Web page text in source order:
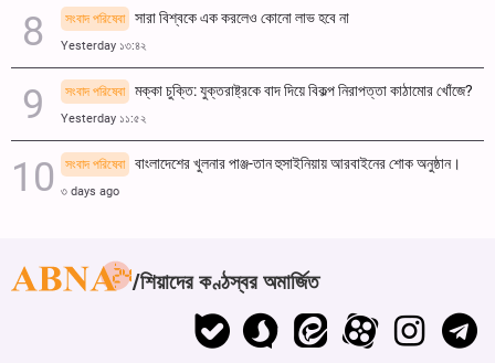
সংবাদ পরিষেবা সারা বিশ্বকে এক করলেও কোনো লাভ হবে না
Yesterday ১৩:৪২
সংবাদ পরিষেবা মক্কা চুক্তি: যুক্তরাষ্ট্রকে বাদ দিয়ে বিকল্প নিরাপত্তা কাঠামোর খোঁজে?
Yesterday ১১:৫২
সংবাদ পরিষেবা বাংলাদেশের খুলনার পাঞ্জ-তান হুসাইনিয়ায় আরবাইনের শোক অনুষ্ঠান।
৩ days ago
শিয়াদের কণ্ঠস্বর অমার্জিত